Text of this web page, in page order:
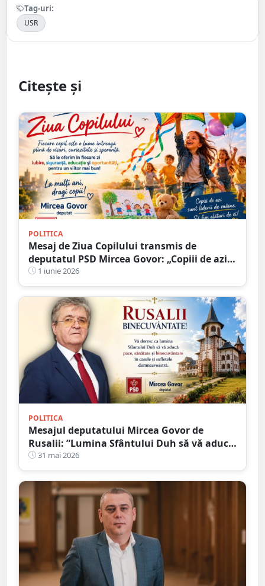
Tag-uri:
USR
Citește și
POLITICA
Mesaj de Ziua Copilului transmis de
deputatul PSD Mircea Govor: „Copiii de azi
sunt liderii de mâine”
1 iunie 2026
POLITICA
Mesajul deputatului Mircea Govor de
Rusalii: ”Lumina Sfântului Duh să vă aducă
pace și sănătate”
31 mai 2026